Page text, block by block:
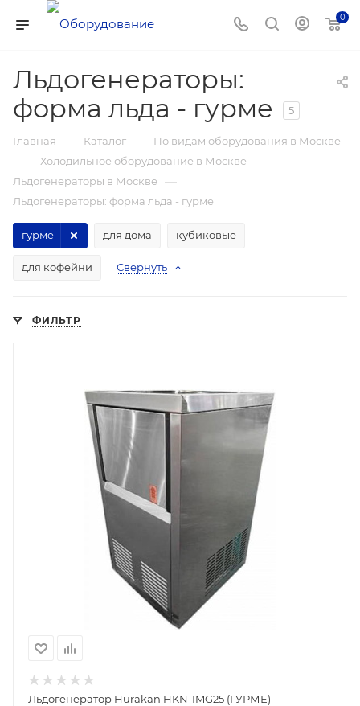
0
Льдогенераторы:
форма льда - гурме
5
Главная — Каталог — По видам оборудования в Москве
— Холодильное оборудование в Москве —
Льдогенераторы в Москве —
Льдогенераторы: форма льда - гурме
для дома кубиковые
для кофейни
гурме
Свернуть
ФИЛЬТР
Льдогенератор Hurakan HKN-IMG25 (ГУРМЕ)